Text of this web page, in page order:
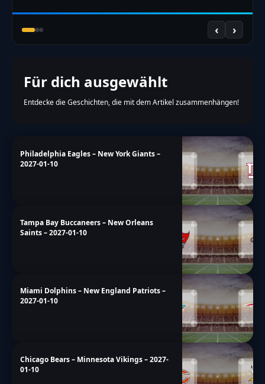
‹ ›
Für dich ausgewählt
Entdecke die Geschichten, die mit dem Artikel zusammenhängen!
Philadelphia Eagles – New York Giants –
2027-01-10
Tampa Bay Buccaneers – New Orleans
Saints – 2027-01-10
Miami Dolphins – New England Patriots –
2027-01-10
Chicago Bears – Minnesota Vikings – 2027-
01-10